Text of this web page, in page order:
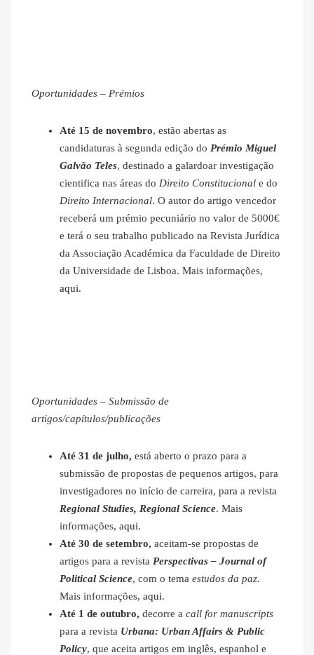
Oportunidades – Prémios
Até 15 de novembro, estão abertas as
candidaturas à segunda edição do Prémio Miguel
Galvão Teles, destinado a galardoar investigação
cientifica nas áreas do Direito Constitucional e do
Direito Internacional. O autor do artigo vencedor
receberá um prémio pecuniário no valor de 5000€
e terá o seu trabalho publicado na Revista Jurídica
da Associação Académica da Faculdade de Direito
da Universidade de Lisboa. Mais informações,
aqui.
Oportunidades – Submissão de
artigos/capítulos/publicações
Até 31 de julho, está aberto o prazo para a
submissão de propostas de pequenos artigos, para
investigadores no início de carreira, para a revista
Regional Studies, Regional Science. Mais
informações, aqui.
Até 30 de setembro, aceitam-se propostas de
artigos para a revista Perspectivas – Journal of
Political Science, com o tema estudos da paz.
Mais informações, aqui.
Até 1 de outubro, decorre a call for manuscripts
para a revista Urbana: Urban Affairs & Public
Policy, que aceita artigos em inglês, espanhol e